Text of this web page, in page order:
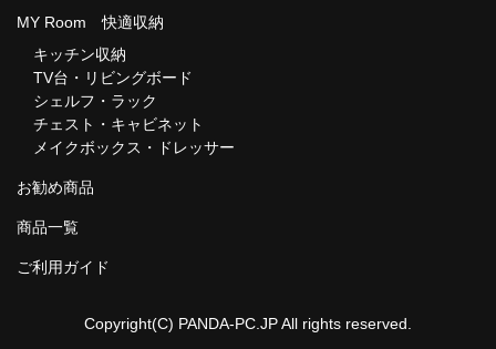
MY Room 快適収納
キッチン収納
TV台・リビングボード
シェルフ・ラック
チェスト・キャビネット
メイクボックス・ドレッサー
お勧め商品
商品一覧
ご利用ガイド
Copyright(C) PANDA-PC.JP All rights reserved.